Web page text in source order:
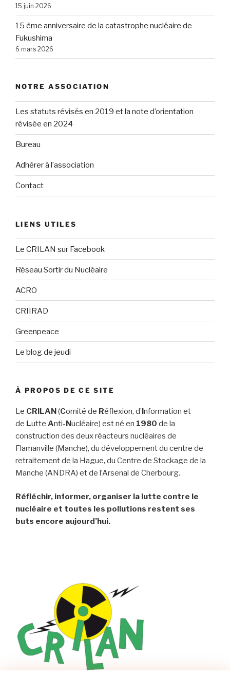
15 juin 2026
15 ème anniversaire de la catastrophe nucléaire de
Fukushima
6 mars 2026
NOTRE ASSOCIATION
Les statuts révisés en 2019 et la note d’orientation
révisée en 2024
Bureau
Adhérer à l’association
Contact
LIENS UTILES
Le CRILAN sur Facebook
Réseau Sortir du Nucléaire
ACRO
CRIIRAD
Greenpeace
Le blog de jeudi
À PROPOS DE CE SITE
Le CRILAN(Comité de Réflexion, d’Information et
de Lutte Anti-Nucléaire) est né en 1980 de la
construction des deux réacteurs nucléaires de
Flamanville (Manche), du développement du centre de
retraitement de la Hague, du Centre de Stockage de la
Manche (ANDRA) et de l’Arsenal de Cherbourg.
Réfléchir, informer, organiser la lutte contre le
nucléaire et toutes les pollutions restent ses
buts encore aujourd’hui.